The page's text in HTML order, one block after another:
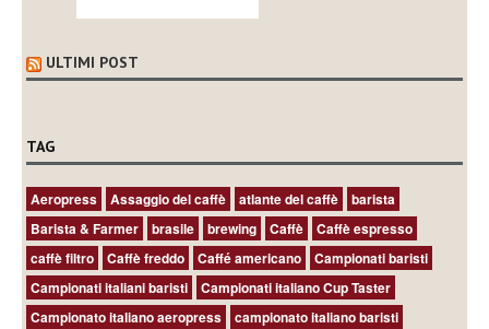
ULTIMI POST
TAG
Aeropress Assaggio del caffè atlante del caffè
barista
Barista & Farmer
brasile brewing Caffè
Caffè espresso
caffè filtro
Caffè freddo Caffé americano
Campionati baristi
Campionati italiani baristi
Campionati italiano Cup Taster
Campionato italiano aeropress
campionato italiano baristi